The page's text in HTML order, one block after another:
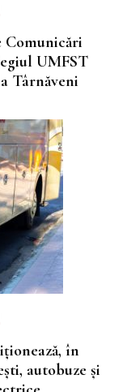
Comunicări
UMFST
Târnăveni
în
autobuze și